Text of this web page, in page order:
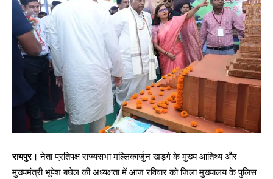
रायपुर। नेता प्रतिपक्ष राज्यसभा मल्लिकार्जुन खड़गे के मुख्य आतिथ्य और
मुख्यमंत्री भूपेश बघेल की अध्यक्षता में आज रविवार को जिला मुख्यालय के पुलिस